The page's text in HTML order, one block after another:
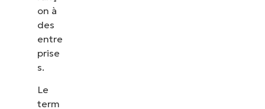
on à
des
entre
prise
s.
Le
term